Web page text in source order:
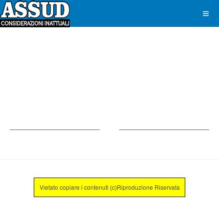
Vietato copiare i contenuti (c)Riproduzione Riservata